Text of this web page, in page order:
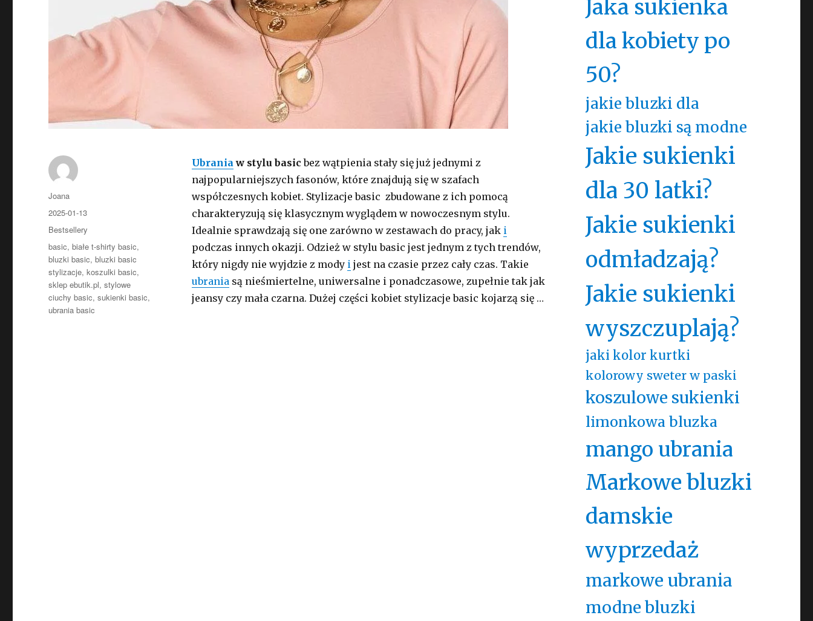
Ubraniaw stylu basic bez wątpienia stały się już jednymi z
najpopularniejszych fasonów, które znajdują się w szafach
współczesnych kobiet. Stylizacje basic zbudowane z ich pomocą
charakteryzują się klasycznym wyglądem w nowoczesnym stylu.
Idealnie sprawdzają się one zarówno w zestawach do pracy, jak i
podczas innych okazji. Odzież w stylu basic jest jednym z tych trendów,
który nigdy nie wyjdzie z mody ijest na czasie przez cały czas. Takie
ubraniasą nieśmiertelne, uniwersalne i ponadczasowe, zupełnie tak jak
jeansy czy mała czarna. Dużej części kobiet stylizacje basic kojarzą się …
Autor
Joana
Opublikowano
2025-01-13
Kategorie
Bestsellery
Tagi
basic,białe t-shirty basic,
bluzki basic,bluzki basic
stylizacje,koszulki basic,
sklep ebutik.pl,stylowe
ciuchy basic,sukienki basic,
ubrania basic
Jaka sukienka
dla kobiety po
50?
jakie bluzki dla
jakie bluzki są modne
Jakie sukienki
dla 30 latki?
Jakie sukienki
odmładzają?
Jakie sukienki
wyszczuplają?
jaki kolor kurtki
kolorowy sweter w paski
koszulowe sukienki
limonkowa bluzka
mango ubrania
Markowe bluzki
damskie
wyprzedaż
markowe ubrania
modne bluzki